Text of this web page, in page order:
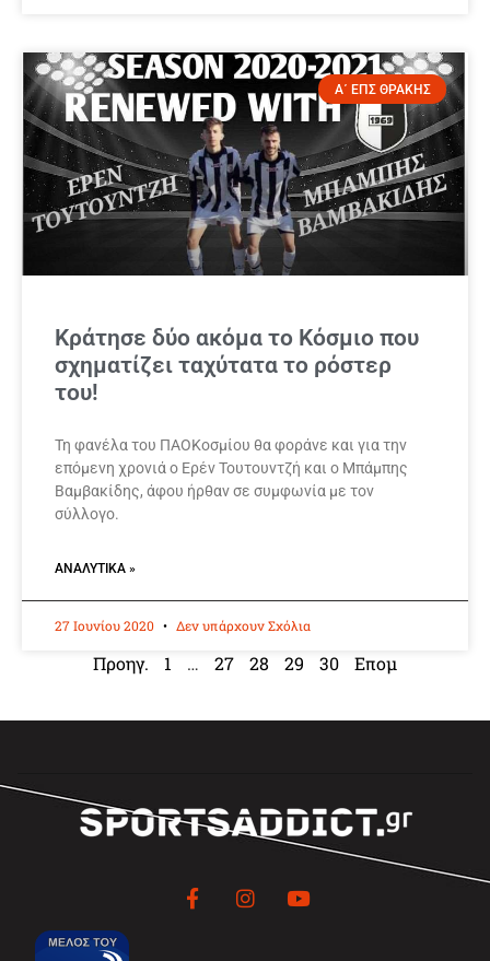
Α΄ ΕΠΣ ΘΡΑΚΗΣ
Κράτησε δύο ακόμα το Κόσμιο που
σχηματίζει ταχύτατα το ρόστερ
του!
Τη φανέλα του ΠΑΟΚοσμίου θα φοράνε και για την
επόμενη χρονιά ο Ερέν Τουτουντζή και ο Μπάμπης
Βαμβακίδης, άφου ήρθαν σε συμφωνία με τον
σύλλογο.
ΑΝΑΛΥΤΙΚΆ »
27 Ιουνίου 2020 Δεν υπάρχουν Σχόλια
Προηγ. 1 … 27 28 29 30 Επομ